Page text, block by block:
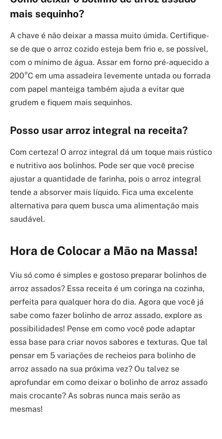
mais sequinho?
A chave é não deixar a massa muito úmida. Certifique-
se de que o arroz cozido esteja bem frio e, se possível,
com o mínimo de água. Assar em forno pré-aquecido a
200°C em uma assadeira levemente untada ou forrada
com papel manteiga também ajuda a evitar que
grudem e fiquem mais sequinhos.
Posso usar arroz integral na receita?
Com certeza! O arroz integral dá um toque mais rústico
e nutritivo aos bolinhos. Pode ser que você precise
ajustar a quantidade de farinha, pois o arroz integral
tende a absorver mais líquido. Fica uma excelente
alternativa para quem busca uma alimentação mais
saudável.
Hora de Colocar a Mão na Massa!
Viu só como é simples e gostoso preparar bolinhos de
arroz assados? Essa receita é um coringa na cozinha,
perfeita para qualquer hora do dia. Agora que você já
sabe como fazer bolinho de arroz assado, explore as
possibilidades! Pense em como você pode adaptar
essa base para criar novos sabores e texturas. Que tal
pensar em 5 variações de recheios para bolinho de
arroz assado na sua próxima vez? Ou talvez se
aprofundar em como deixar o bolinho de arroz assado
mais crocante? As sobras nunca mais serão as
mesmas!